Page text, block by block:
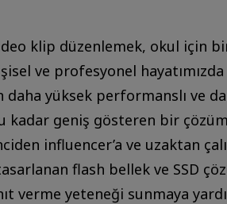
klip düzenlemek, okul için
ve profesyonel hayatımızda
yüksek performanslı ve
kadar geniş gösteren bir
influencer’a ve uzaktan
flash bellek ve SSD
verme yeteneği sunmaya